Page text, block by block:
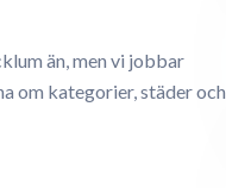
än, men vi jobbar
om kategorier, städer och